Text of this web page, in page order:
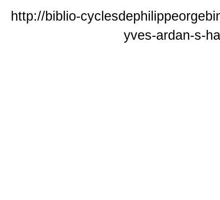
http://biblio-
yves-ardan-s-